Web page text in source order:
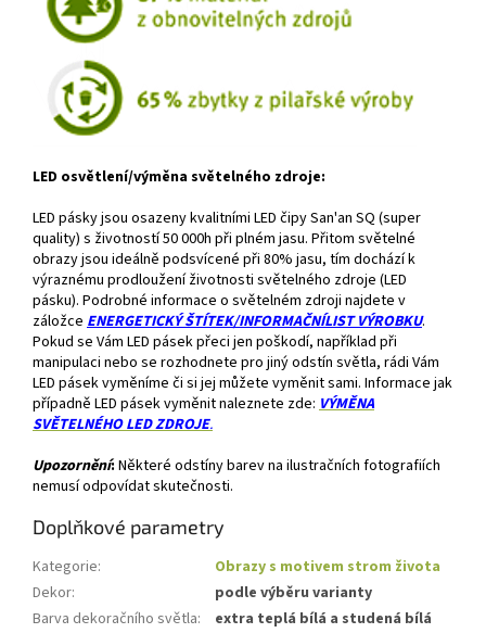
LED osvětlení/výměna světelného zdroje:
LED pásky jsou osazeny kvalitními LED čipy San'an SQ (super
quality) s životností 50 000h při plném jasu. Přitom světelné
obrazy jsou ideálně podsvícené při 80% jasu, tím dochází k
výraznému prodloužení životnosti světelného zdroje (LED
pásku). Podrobné informace o světelném zdroji najdete v
záložce ENERGETICKÝ ŠTÍTEK/INFORMAČNÍLIST VÝROBKU.
Pokud se Vám LED pásek přeci jen poškodí, například při
manipulaci nebo se rozhodnete pro jiný odstín světla, rádi Vám
LED pásek vyměníme či si jej můžete vyměnit sami. Informace jak
případně LED pásek vyměnit naleznete zde: VÝMĚNA
SVĚTELNÉHO LED ZDROJE.
Upozornění: Některé odstíny barev na ilustračních fotografiích
nemusí odpovídat skutečnosti.
Doplňkové parametry
Kategorie:
Obrazy s motivem strom života
Dekor:
podle výběru varianty
Barva dekoračního světla:
extra teplá bílá a studená bílá